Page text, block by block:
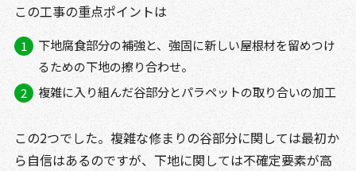
この工事の重点ポイントは
下地腐食部分の補強と、強固に新しい屋根材を留めつけ
るための下地の擦り合わせ。
複雑に入り組んだ谷部分とパラペットの取り合いの加工
この2つでした。複雑な修まりの谷部分に関しては最初か
ら自信はあるのですが、下地に関しては不確定要素が高